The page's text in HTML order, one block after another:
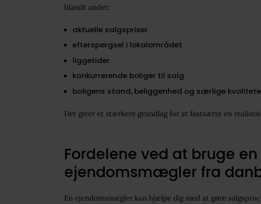
blandt andet:
aktuelle salgspriser
efterspørgsel i lokalområdet
liggetider
konkurrerende boliger til salg
boligens stand, beliggenhed og særlige
Det giver et stærkere grundlag for at fastsætte en
Fordelene ved at bruge en
ejendomsmægler fra
En ejendomsmægler kan hjælpe dig med at gøre